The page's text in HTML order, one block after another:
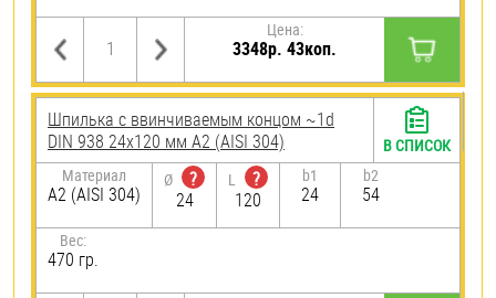
Цена:
3348р. 43коп.
Шпилька c ввинчиваемым концом ~1d
DIN 938 24х120 мм А2 (AISI 304)
Материал
А2 (AISI 304)
Ø
?
24
L
?
120
b1
24
b2
54
Вес:
470 гр.
В СПИСОК